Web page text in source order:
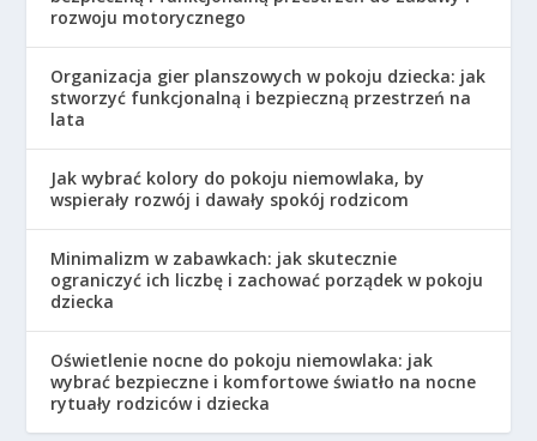
rozwoju motorycznego
Organizacja gier planszowych w pokoju dziecka: jak
stworzyć funkcjonalną i bezpieczną przestrzeń na
lata
Jak wybrać kolory do pokoju niemowlaka, by
wspierały rozwój i dawały spokój rodzicom
Minimalizm w zabawkach: jak skutecznie
ograniczyć ich liczbę i zachować porządek w pokoju
dziecka
Oświetlenie nocne do pokoju niemowlaka: jak
wybrać bezpieczne i komfortowe światło na nocne
rytuały rodziców i dziecka